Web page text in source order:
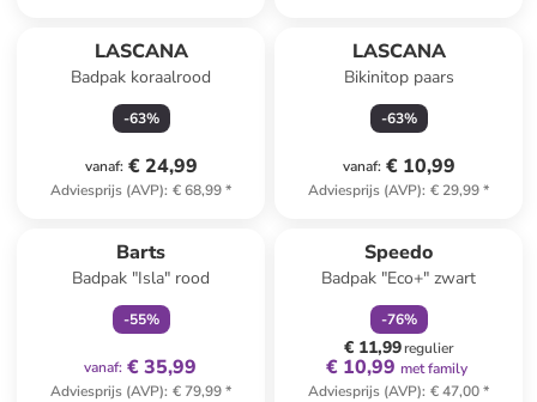
LASCANA
Badpak koraalrood
-63%
vanaf: € 24,99
Adviesprijs (AVP): € 68,99*
LASCANA
Bikinitop paars
-63%
vanaf: € 10,99
Adviesprijs (AVP): € 29,99*
Barts
Badpak "Isla" rood
-55%
vanaf: € 35,99
Adviesprijs (AVP): € 79,99*
Speedo
Badpak "Eco+" zwart
-76%
€ 11,99regulier
€ 10,99 met family
Adviesprijs (AVP): € 47,00*